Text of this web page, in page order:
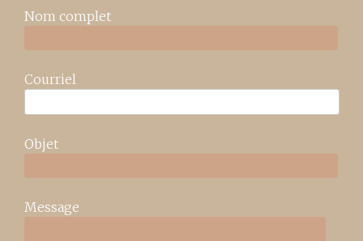
Nom complet
Courriel
Objet
Message